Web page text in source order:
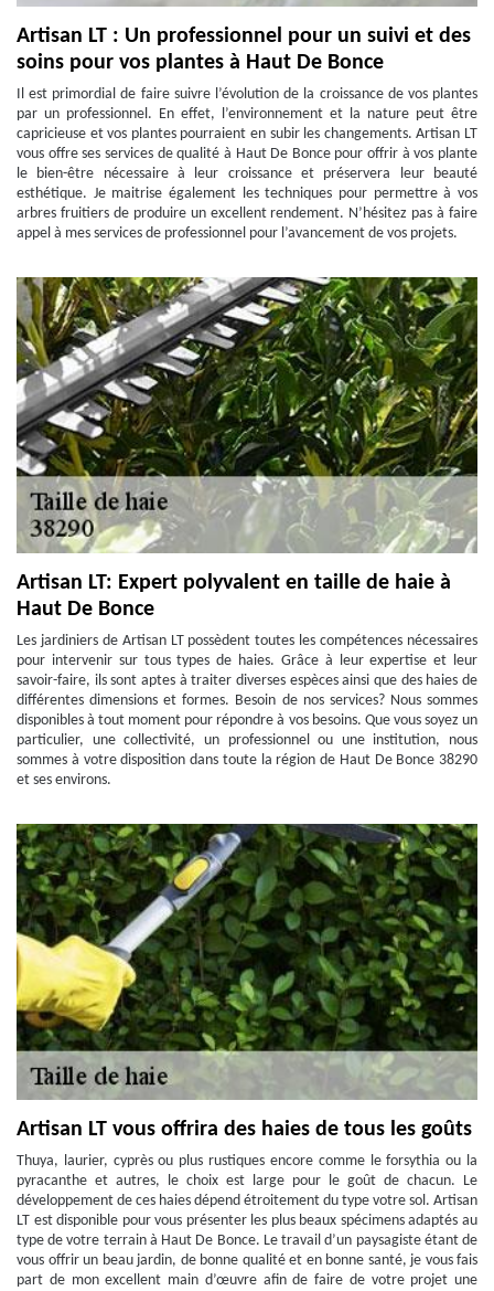
Artisan LT : Un professionnel pour un suivi et des
soins pour vos plantes à Haut De Bonce
Il est primordial de faire suivre l’évolution de la croissance de vos plantes
par un professionnel. En effet, l’environnement et la nature peut être
capricieuse et vos plantes pourraient en subir les changements. Artisan LT
vous offre ses services de qualité à Haut De Bonce pour offrir à vos plante
le bien-être nécessaire à leur croissance et préservera leur beauté
esthétique. Je maitrise également les techniques pour permettre à vos
arbres fruitiers de produire un excellent rendement. N’hésitez pas à faire
appel à mes services de professionnel pour l’avancement de vos projets.
Artisan LT: Expert polyvalent en taille de haie à
Haut De Bonce
Les jardiniers de Artisan LT possèdent toutes les compétences nécessaires
pour intervenir sur tous types de haies. Grâce à leur expertise et leur
savoir-faire, ils sont aptes à traiter diverses espèces ainsi que des haies de
différentes dimensions et formes. Besoin de nos services? Nous sommes
disponibles à tout moment pour répondre à vos besoins. Que vous soyez un
particulier, une collectivité, un professionnel ou une institution, nous
sommes à votre disposition dans toute la région de Haut De Bonce 38290
et ses environs.
Artisan LT vous offrira des haies de tous les goûts
Thuya, laurier, cyprès ou plus rustiques encore comme le forsythia ou la
pyracanthe et autres, le choix est large pour le goût de chacun. Le
développement de ces haies dépend étroitement du type votre sol. Artisan
LT est disponible pour vous présenter les plus beaux spécimens adaptés au
type de votre terrain à Haut De Bonce. Le travail d’un paysagiste étant de
vous offrir un beau jardin, de bonne qualité et en bonne santé, je vous fais
part de mon excellent main d’œuvre afin de faire de votre projet une